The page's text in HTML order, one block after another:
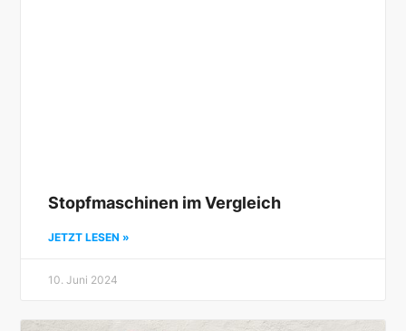
Stopfmaschinen im Vergleich
JETZT LESEN »
10. Juni 2024